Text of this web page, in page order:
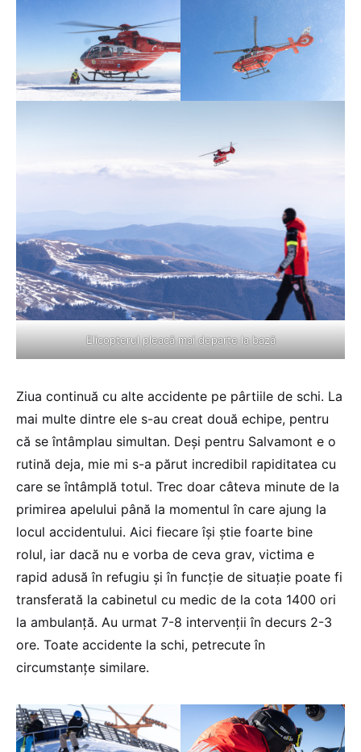
Elicopterul pleacă mai departe la bază
Ziua continuă cu alte accidente pe pârtiile de schi. La
mai multe dintre ele s-au creat două echipe, pentru
că se întâmplau simultan. Deși pentru Salvamont e o
rutină deja, mie mi s-a părut incredibil rapiditatea cu
care se întâmplă totul. Trec doar câteva minute de la
primirea apelului până la momentul în care ajung la
locul accidentului. Aici fiecare își știe foarte bine
rolul, iar dacă nu e vorba de ceva grav, victima e
rapid adusă în refugiu și în funcție de situație poate fi
transferată la cabinetul cu medic de la cota 1400 ori
la ambulanță. Au urmat 7-8 intervenții în decurs 2-3
ore. Toate accidente la schi, petrecute în
circumstanțe similare.